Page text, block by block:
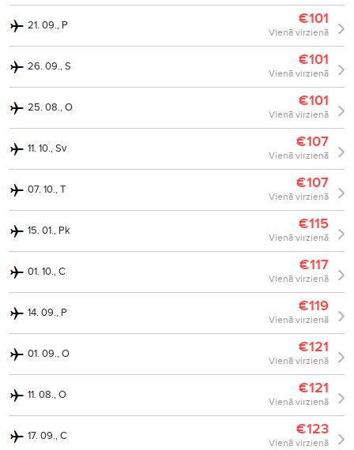
21. 09., P €101
Vienā virzienā
26. 09., S €101
Vienā virzienā
25. 08., O €101
Vienā virzienā
11. 10., Sv €107
Vienā virzienā
07. 10., T €107
Vienā virzienā
15. 01., Pk €115
Vienā virzienā
01. 10., C €117
Vienā virzienā
14. 09., P €119
Vienā virzienā
01. 09., O €121
Vienā virzienā
11. 08., O €121
Vienā virzienā
17. 09., C €123
Vienā virzienā